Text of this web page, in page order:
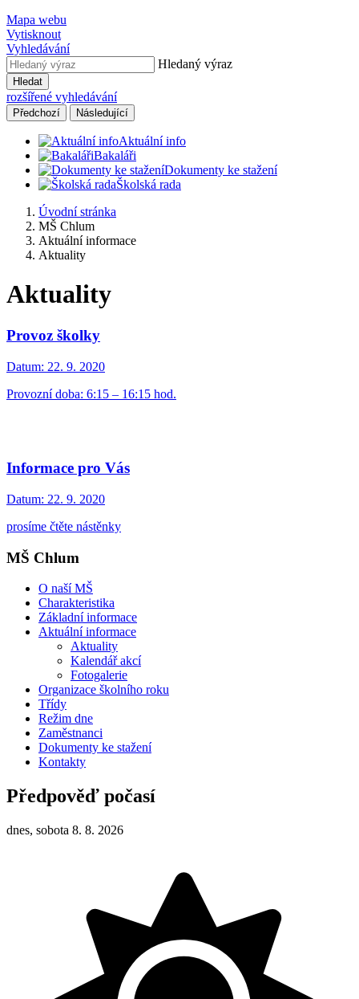
Mapa webu
Vytisknout
Vyhledávání
Hledaný výraz
Hledat
rozšířené vyhledávání
Předchozí Následující
Aktuální info
Bakaláři
Dokumenty ke stažení
Školská rada
Úvodní stránka
MŠ Chlum
Aktuální informace
Aktuality
Aktuality
Provoz školky
Datum: 22. 9. 2020
Provozní doba: 6:15 – 16:15 hod.
Informace pro Vás
Datum: 22. 9. 2020
prosíme čtěte nástěnky
MŠ Chlum
O naší MŠ
Charakteristika
Základní informace
Aktuální informace
Aktuality
Kalendář akcí
Fotogalerie
Organizace školního roku
Třídy
Režim dne
Zaměstnanci
Dokumenty ke stažení
Kontakty
Předpověď počasí
dnes, sobota 8. 8. 2026